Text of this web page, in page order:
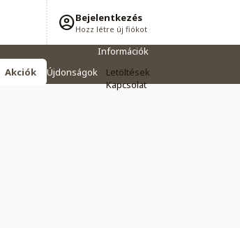
Bejelentkezés
Hozz létre új fiókot
Akciók Újdonságok
Információk
Letöltések
Kapcsolat